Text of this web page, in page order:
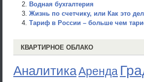
Водная бухгалтерия
Жизнь по счетчику, или Как это
Тариф в России – больше чем
КВАРТИРНОЕ ОБЛАКО
АналитикаАренда